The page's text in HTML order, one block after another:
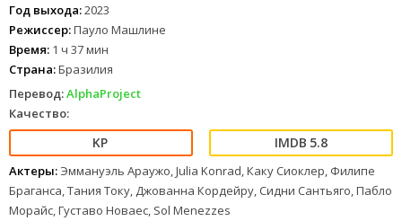
Год выхода:2023
Режиссер:Пауло Машлине
Время: 1 ч 37 мин
Страна:Бразилия
Перевод:AlphaProject
Качество:
5.8
Актеры: Эммануэль Араужо, Julia Konrad, Каку Сиоклер, Филипе
Браганса, Тания Току, Джованна Кордейру, Сидни Сантьяго, Пабло
Морайс, Густаво Новаес, Sol Menezzes